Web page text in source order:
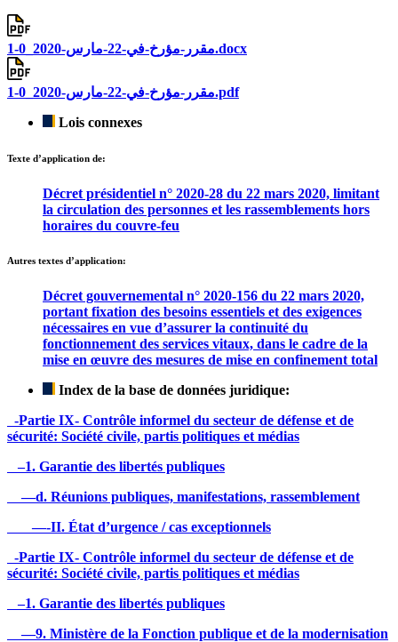
مقرر-مؤرخ-في-22-مارس-2020_0-1.docx
مقرر-مؤرخ-في-22-مارس-2020_0-1.pdf
Lois connexes
Texte d’application de:
Décret présidentiel n° 2020-28 du 22 mars 2020, limitant
la circulation des personnes et les rassemblements hors
horaires du couvre-feu
Autres textes d’application:
Décret gouvernemental n° 2020-156 du 22 mars 2020,
portant fixation des besoins essentiels et des exigences
nécessaires en vue d’assurer la continuité du
fonctionnement des services vitaux, dans le cadre de la
mise en œuvre des mesures de mise en confinement total
Index de la base de données juridique:
-Partie IX- Contrôle informel du secteur de défense et de
sécurité: Société civile, partis politiques et médias
–1. Garantie des libertés publiques
—d. Réunions publiques, manifestations, rassemblement
—-II. État d’urgence / cas exceptionnels
-Partie IX- Contrôle informel du secteur de défense et de
sécurité: Société civile, partis politiques et médias
–1. Garantie des libertés publiques
—9. Ministère de la Fonction publique et de la modernisation